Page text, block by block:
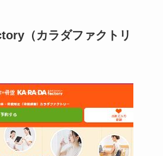
（カラダファクトリ